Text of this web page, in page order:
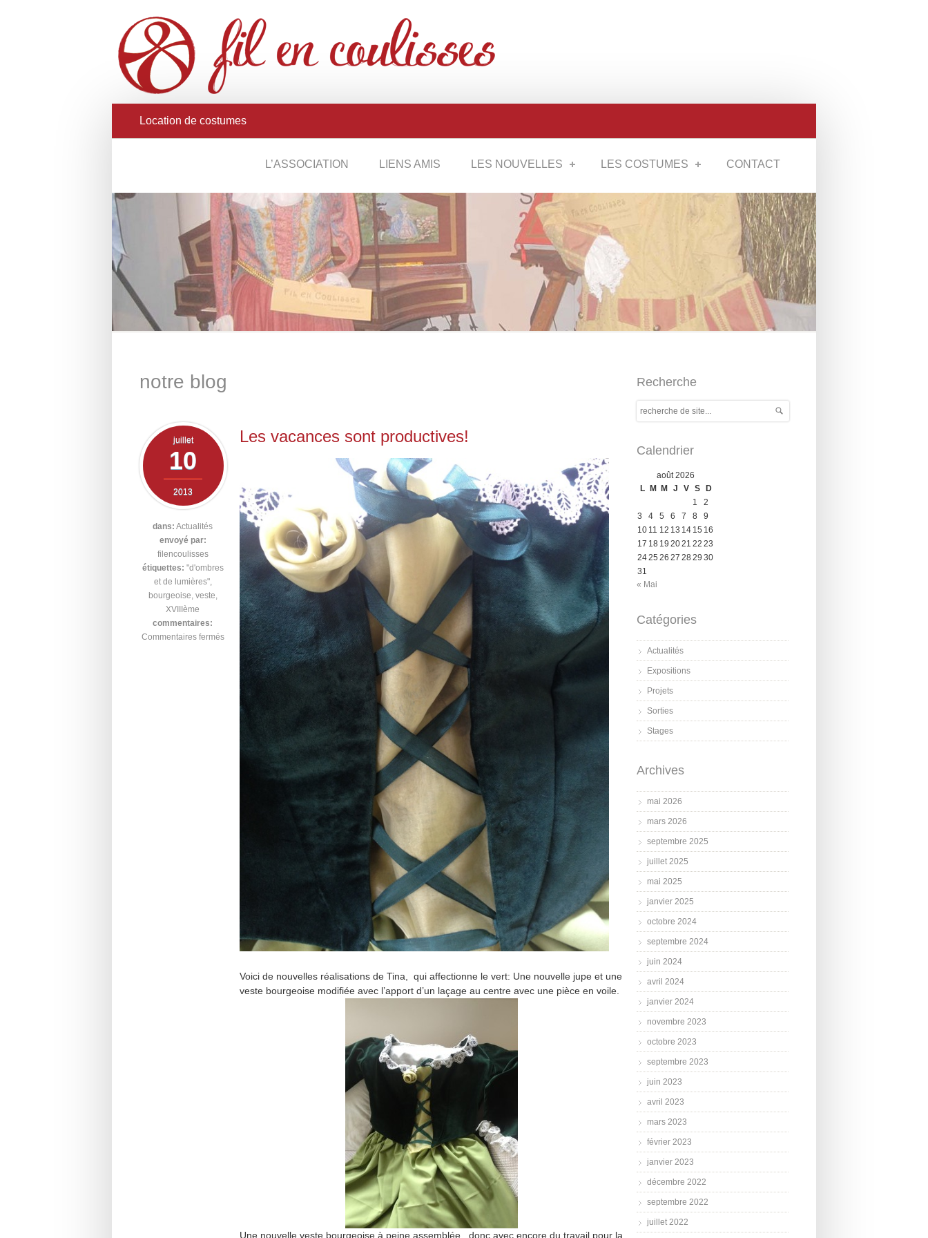
Location de costumes
L’ASSOCIATION LIENS AMIS LES NOUVELLES LES COSTUMES CONTACT
notre blog
juillet
10
2013
dans: Actualités
envoyé par:
filencoulisses
étiquettes: "d'ombres
et de lumières",
bourgeoise, veste,
XVIIIème
commentaires:
Commentaires fermés
Les vacances sont productives!
Voici de nouvelles réalisations de Tina, qui affectionne le vert: Une nouvelle jupe et une
veste bourgeoise modifiée avec l’apport d’un laçage au centre avec une pièce en voile.
Une nouvelle veste bourgeoise à peine assemblée, donc avec encore du travail pour la
Recherche
Calendrier
août 2026
L M M J V S D
1
2
3
4 5 6 7 8
9
10 11 12 13 14 15 16
17 18 19 2021 22 23
2425 26 27 2829 30
31
« Mai
Catégories
Actualités
Expositions
Projets
Sorties
Stages
Archives
mai 2026
mars 2026
septembre 2025
juillet 2025
mai 2025
janvier 2025
octobre 2024
septembre 2024
juin 2024
avril 2024
janvier 2024
novembre 2023
octobre 2023
septembre 2023
juin 2023
avril 2023
mars 2023
février 2023
janvier 2023
décembre 2022
septembre 2022
juillet 2022